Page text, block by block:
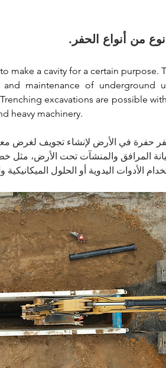
من أنواع الحفر.
make a cavity for a certain purpose.
maintenance of underground
excavations are possible
heavy machinery.
حفرة في الأرض لإنشاء تجويف لغرض
المرافق والمنشآت تحت الأرض، مثل
الأدوات اليدوية أو الحلول الميكانيكية